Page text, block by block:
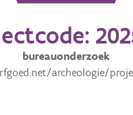
bureauonderzoek
archeologie/